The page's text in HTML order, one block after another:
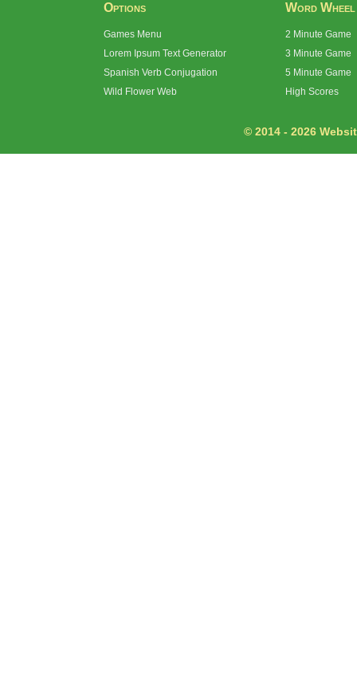
Options
Games Menu
Lorem Ipsum Text Generator
Spanish Verb Conjugation
Wild Flower Web
Word Wheel
2 Minute Game
3 Minute Game
5 Minute Game
High Scores
© 2014 - 2026